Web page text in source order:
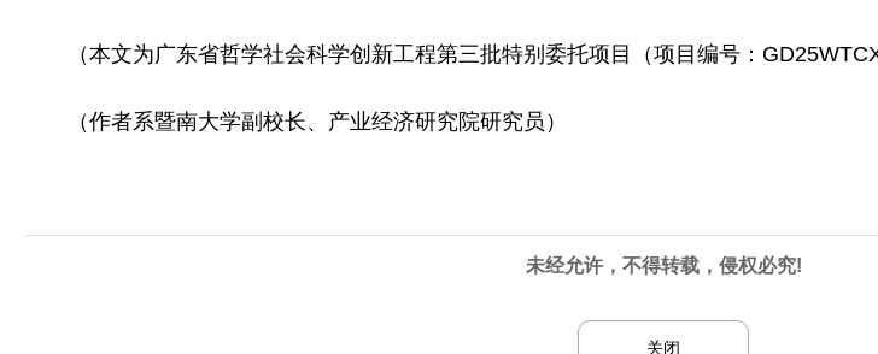
（本文为广东省哲学社会科学创新工程第三批特别委托项目（项目编号：
（作者系暨南大学副校长、产业经济研究院研究员）
未经允许，不得转载，侵权必究!
关闭